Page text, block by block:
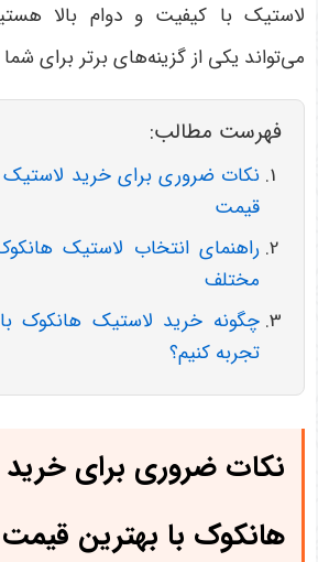
لاستیک با کیفیت و دوام بالا
می‌تواند یکی از گزینه‌های برتر برای
فهرست مطالب:
نکات ضروری برای خرید لاستیک
قیمت
راهنمای انتخاب لاستیک
مختلف
چگونه خرید لاستیک هانکوک
تجربه کنیم؟
نکات ضروری برای
هانکوک با بهترین قیمت